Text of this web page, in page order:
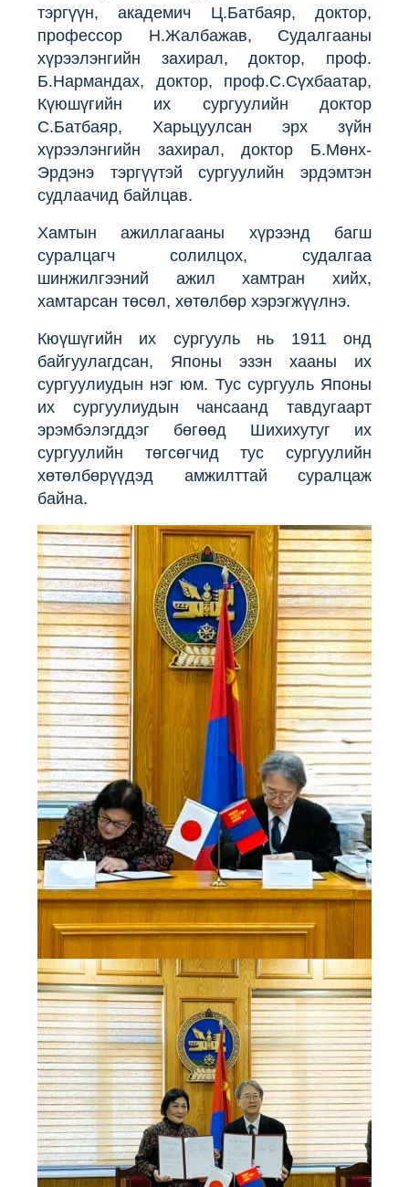
тэргүүн, академич Ц.Батбаяр, доктор,
профессор Н.Жалбажав, Судалгааны
хүрээлэнгийн захирал, доктор, проф.
Б.Нармандах, доктор, проф.С.Сүхбаатар,
Күюшүгийн их сургуулийн доктор
С.Батбаяр, Харьцуулсан эрх зүйн
хүрээлэнгийн захирал, доктор Б.Мөнх-
Эрдэнэ тэргүүтэй сургуулийн эрдэмтэн
судлаачид байлцав.
Хамтын ажиллагааны хүрээнд багш
суралцагч солилцох, судалгаа
шинжилгээний ажил хамтран хийх,
хамтарсан төсөл, хөтөлбөр хэрэгжүүлнэ.
Кюүшүгийн их сургууль нь 1911 онд
байгуулагдсан, Японы эзэн хааны их
сургуулиудын нэг юм. Тус сургууль Японы
их сургуулиудын чансаанд тавдугаарт
эрэмбэлэгддэг бөгөөд Шихихутуг их
сургуулийн төгсөгчид тус сургуулийн
хөтөлбөрүүдэд амжилттай суралцаж
байна.